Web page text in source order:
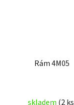
Rám 4M05
skladem (2